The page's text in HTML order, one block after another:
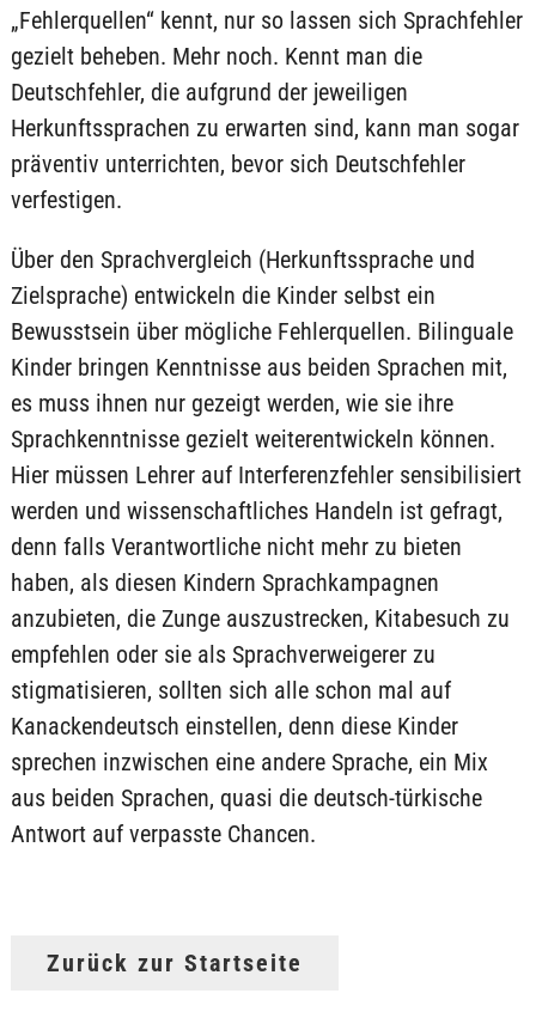
„Fehlerquellen“ kennt, nur so lassen sich Sprachfehler
gezielt beheben. Mehr noch. Kennt man die
Deutschfehler, die aufgrund der jeweiligen
Herkunftssprachen zu erwarten sind, kann man sogar
präventiv unterrichten, bevor sich Deutschfehler
verfestigen.
Über den Sprachvergleich (Herkunftssprache und
Zielsprache) entwickeln die Kinder selbst ein
Bewusstsein über mögliche Fehlerquellen. Bilinguale
Kinder bringen Kenntnisse aus beiden Sprachen mit,
es muss ihnen nur gezeigt werden, wie sie ihre
Sprachkenntnisse gezielt weiterentwickeln können.
Hier müssen Lehrer auf Interferenzfehler sensibilisiert
werden und wissenschaftliches Handeln ist gefragt,
denn falls Verantwortliche nicht mehr zu bieten
haben, als diesen Kindern Sprachkampagnen
anzubieten, die Zunge auszustrecken, Kitabesuch zu
empfehlen oder sie als Sprachverweigerer zu
stigmatisieren, sollten sich alle schon mal auf
Kanackendeutsch einstellen, denn diese Kinder
sprechen inzwischen eine andere Sprache, ein Mix
aus beiden Sprachen, quasi die deutsch-türkische
Antwort auf verpasste Chancen.
Zurück zur Startseite